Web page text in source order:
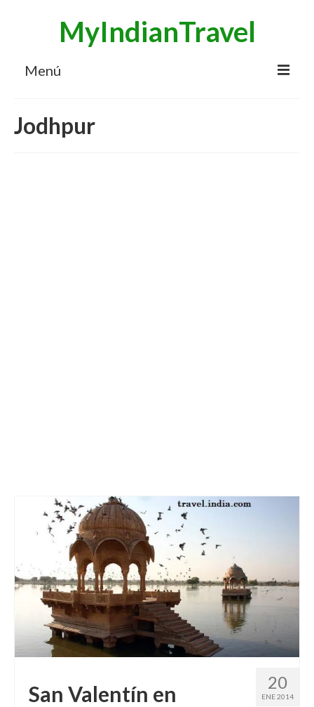
MyIndianTravel
Menú
MI BLOG VIAJES INDIA
Jodhpur
20
ENE 2014
San Valentín en